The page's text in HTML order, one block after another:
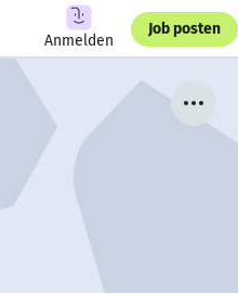
Anmelden
Job posten